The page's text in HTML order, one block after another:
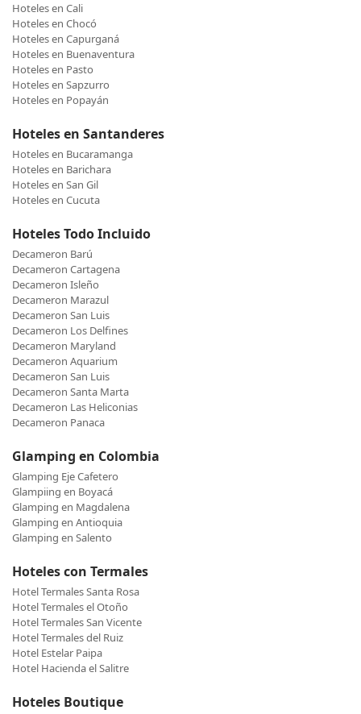
Hoteles en Cali
Hoteles en Chocó
Hoteles en Capurganá
Hoteles en Buenaventura
Hoteles en Pasto
Hoteles en Sapzurro
Hoteles en Popayán
Hoteles en Santanderes
Hoteles en Bucaramanga
Hoteles en Barichara
Hoteles en San Gil
Hoteles en Cucuta
Hoteles Todo Incluido
Decameron Barú
Decameron Cartagena
Decameron Isleño
Decameron Marazul
Decameron San Luis
Decameron Los Delfines
Decameron Maryland
Decameron Aquarium
Decameron San Luis
Decameron Santa Marta
Decameron Las Heliconias
Decameron Panaca
Glamping en Colombia
Glamping Eje Cafetero
Glampiing en Boyacá
Glamping en Magdalena
Glamping en Antioquia
Glamping en Salento
Hoteles con Termales
Hotel Termales Santa Rosa
Hotel Termales el Otoño
Hotel Termales San Vicente
Hotel Termales del Ruiz
Hotel Estelar Paipa
Hotel Hacienda el Salitre
Hoteles Boutique